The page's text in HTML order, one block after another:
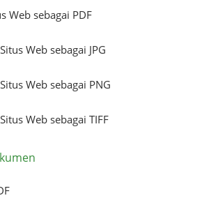
Web sebagai PDF
Web sebagai JPG
Web sebagai PNG
Web sebagai TIFF